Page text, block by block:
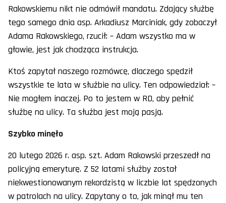
Rakowskiemu nikt nie odmówił mandatu. Zdający służbę
tego samego dnia asp. Arkadiusz Marciniak, gdy zobaczył
Adama Rakowskiego, rzucił: – Adam wszystko ma w
głowie, jest jak chodząca instrukcja.
Ktoś zapytał naszego rozmówcę, dlaczego spędził
wszystkie te lata w służbie na ulicy. Ten odpowiedział: –
Nie mogłem inaczej. Po to jestem w RD, aby pełnić
służbę na ulicy. Ta służba jest moją pasją.
Szybko minęło
20 lutego 2026 r. asp. szt. Adam Rakowski przeszedł na
policyjną emeryturę. Z 52 latami służby został
niekwestionowanym rekordzistą w liczbie lat spędzonych
w patrolach na ulicy. Zapytany o to, jak minął mu ten